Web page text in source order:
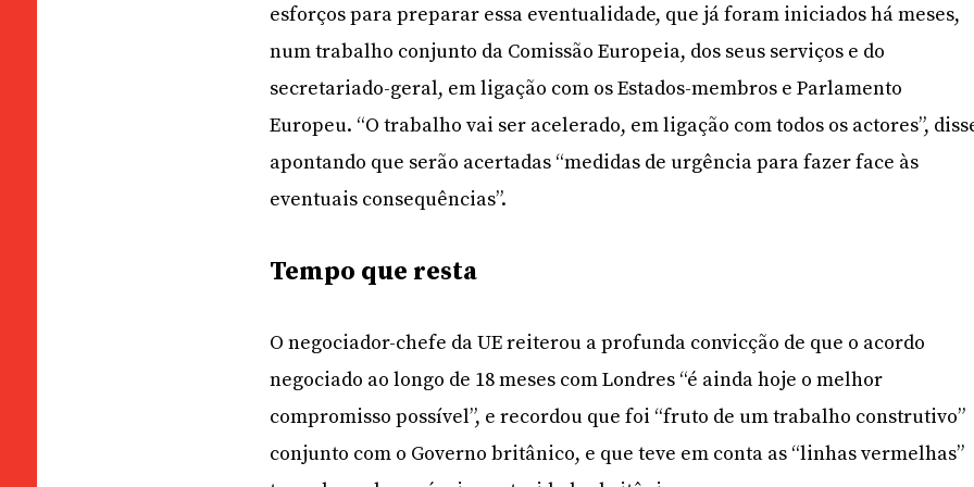
esforços para preparar essa eventualidade, que já foram iniciados há meses,
num trabalho conjunto da Comissão Europeia, dos seus serviços e do
secretariado-geral, em ligação com os Estados-membros e Parlamento
Europeu. “O trabalho vai ser acelerado, em ligação com todos os actores”,
apontando que serão acertadas “medidas de urgência para fazer face às
eventuais consequências”.
Tempo que resta
O negociador-chefe da UE reiterou a profunda convicção de que o acordo
negociado ao longo de 18 meses com Londres “é ainda hoje o melhor
compromisso possível”, e recordou que foi “fruto de um trabalho construtivo”
conjunto com o Governo britânico, e que teve em conta as “linhas vermelhas”